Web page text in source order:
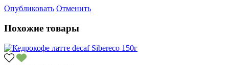
Опубликовать Отменить
Похожие товары